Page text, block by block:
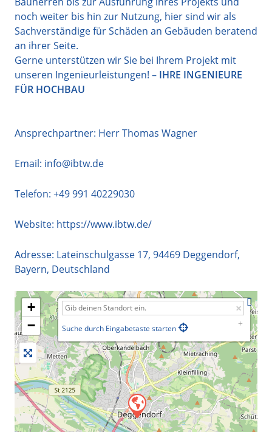
noch weiter bis hin zur Nutzung, hier sind wir als
Sachverständige für Schäden an Gebäuden beratend
an ihrer Seite.
Gerne unterstützen wir Sie bei Ihrem Projekt mit
unseren Ingenieurleistungen! – IHRE INGENIEURE
FÜR HOCHBAU
Ansprechpartner: Herr Thomas Wagner
Email: info@ibtw.de
Telefon: +49 991 40229030
Website: https://www.ibtw.de/
Adresse: Lateinschulgasse 17, 94469 Deggendorf,
Bayern, Deutschland
+
−
Suche durch Eingabetaste starten